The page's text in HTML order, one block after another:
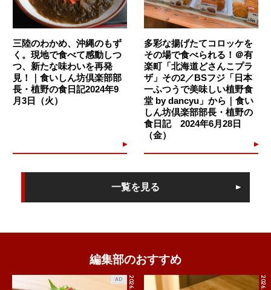
ん？太刀魚のポテサラ包み焼き!?なんですか、これは？とりあ
運ばれてきた皿には、その名の通り、ポテサラが太刀魚に包ま
れておりました。食べていると、太刀魚の香ばしさの中にもふ
わりとした優しさを感じる味わいの後から、ポテサラの甘味を
伴う柔らかい旨味が広がります。ベクトルの異なる優しいもの
韻が残ります。太刀魚もポテサラも大好きでよく食べますが、
三陸のわかめ、沖縄のもず
く。現地で食べて感動しつ
つ、新たな味わいを再発
見！｜食いしん坊倶楽部部
長・植野の食日記2024年9
月3日（火）
多彩な揚げたてコロッケを
その場で食べられる！＠有
楽町「北海道どさんこプラ
ザ」その2／BSフジ「日本
一ふつうで美味しい植野食
堂 by dancyu」から｜食い
しん坊倶楽部部長・植野の
食日記 2024年6月28日
（金）
一覧を見る
編集部のおすすめ
AD